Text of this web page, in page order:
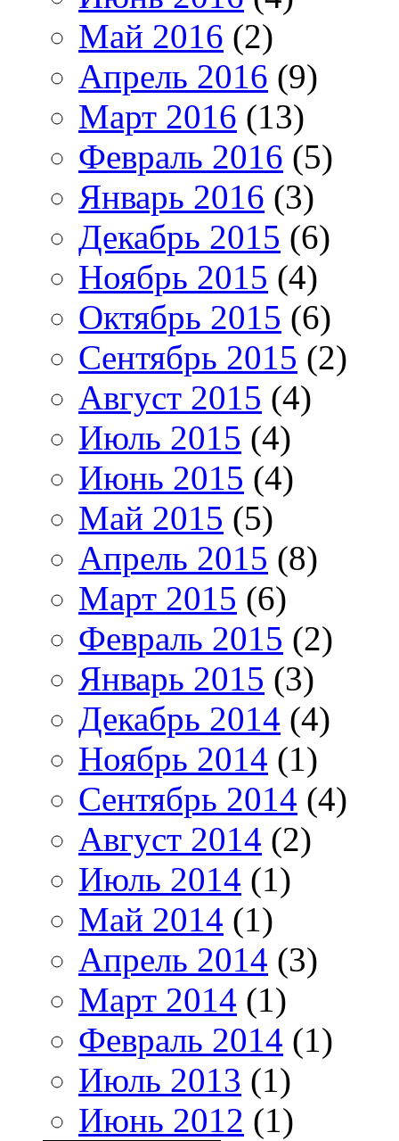
Май 2016 (2)
Апрель 2016 (9)
Март 2016 (13)
Февраль 2016 (5)
Январь 2016 (3)
Декабрь 2015 (6)
Ноябрь 2015 (4)
Октябрь 2015 (6)
Сентябрь 2015 (2)
Август 2015 (4)
Июль 2015 (4)
Июнь 2015 (4)
Май 2015 (5)
Апрель 2015 (8)
Март 2015 (6)
Февраль 2015 (2)
Январь 2015 (3)
Декабрь 2014 (4)
Ноябрь 2014 (1)
Сентябрь 2014 (4)
Август 2014 (2)
Июль 2014 (1)
Май 2014 (1)
Апрель 2014 (3)
Март 2014 (1)
Февраль 2014 (1)
Июль 2013 (1)
Июнь 2012 (1)